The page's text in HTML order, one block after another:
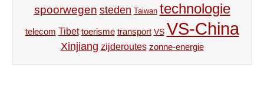
spoorwegen steden Taiwan technologie
telecom Tibet toerisme transport VS VS-China
Xinjiang zijderoutes zonne-energie